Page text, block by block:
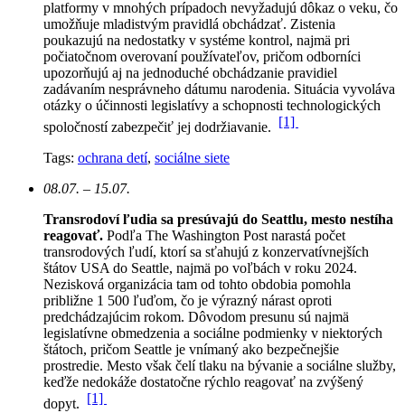
platformy v mnohých prípadoch nevyžadujú dôkaz o veku, čo
umožňuje mladistvým pravidlá obchádzať. Zistenia
poukazujú na nedostatky v systéme kontrol, najmä pri
počiatočnom overovaní používateľov, pričom odborníci
upozorňujú aj na jednoduché obchádzanie pravidiel
zadávaním nesprávneho dátumu narodenia. Situácia vyvoláva
otázky o účinnosti legislatívy a schopnosti technologických
spoločností zabezpečiť jej dodržiavanie. [1]
Tags: ochrana detí, sociálne siete
08.07. – 15.07.
Transrodoví ľudia sa presúvajú do Seattlu, mesto nestíha
reagovať. Podľa The Washington Post narastá počet
transrodových ľudí, ktorí sa sťahujú z konzervatívnejších
štátov USA do Seattle, najmä po voľbách v roku 2024.
Nezisková organizácia tam od tohto obdobia pomohla
približne 1 500 ľuďom, čo je výrazný nárast oproti
predchádzajúcim rokom. Dôvodom presunu sú najmä
legislatívne obmedzenia a sociálne podmienky v niektorých
štátoch, pričom Seattle je vnímaný ako bezpečnejšie
prostredie. Mesto však čelí tlaku na bývanie a sociálne služby,
keďže nedokáže dostatočne rýchlo reagovať na zvýšený
dopyt. [1]